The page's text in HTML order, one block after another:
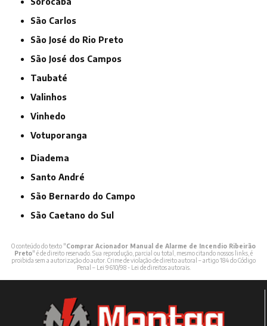
São Carlos
São José do Rio Preto
São José dos Campos
Taubaté
Valinhos
Vinhedo
Votuporanga
Diadema
Santo André
São Bernardo do Campo
São Caetano do Sul
O conteúdo do texto "Comprar Acionador Manual de Alarme de Incendio Ribeirão
Preto" é de direito reservado. Sua reprodução, parcial ou total, mesmo citando nossos links, é
proibida sem a autorização do autor. Crime de violação de direito autoral – artigo 184 do Código
Penal –
Lei 9610/98 - Lei de direitos autorais.